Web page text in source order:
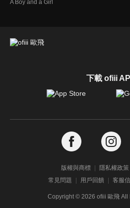
A Boy and a Girl
下載 ofiii
版權與商標 隱私權政策
常見問題
用戶回饋 客服
Copyright © 2026 ofiii 歐飛 All